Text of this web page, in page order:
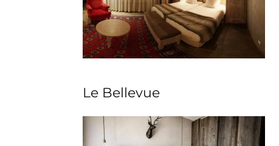
Le Bellevue